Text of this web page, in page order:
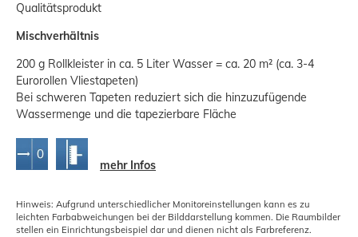
Qualitätsprodukt
Mischverhältnis
200 g Rollkleister in ca. 5 Liter Wasser = ca. 20 m² (ca. 3-4
Eurorollen Vliestapeten)
Bei schweren Tapeten reduziert sich die hinzuzufügende
Wassermenge und die tapezierbare Fläche
mehr Infos
Hinweis: Aufgrund unterschiedlicher Monitoreinstellungen kann es zu
leichten Farbabweichungen bei der Bilddarstellung kommen. Die Raumbilder
stellen ein Einrichtungsbeispiel dar und dienen nicht als Farbreferenz.